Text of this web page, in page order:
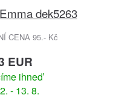
dek5263
CENA 95.- Kč
EUR
ihneď
- 13. 8.